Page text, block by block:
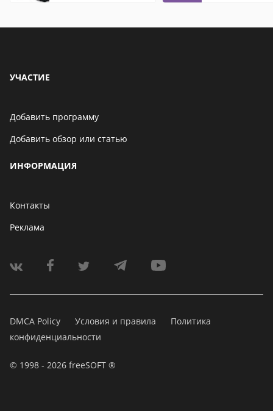
УЧАСТИЕ
Добавить программу
Добавить обзор или статью
ИНФОРМАЦИЯ
Контакты
Реклама
DMCA Policy Условия и правила
Политика
конфиденциальности
© 1998 - 2026 freeSOFT ®